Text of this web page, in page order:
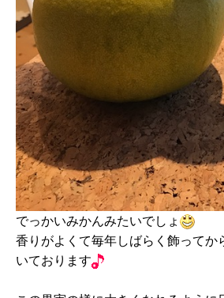
でっかいみかんみたいでしょ
香りがよくて毎年しばらく飾ってか
いております